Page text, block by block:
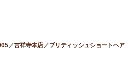
／吉祥寺本店 ／ブリティッシュショートヘア